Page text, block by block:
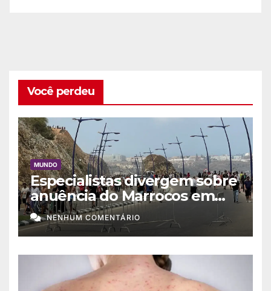
Você perdeu
MUNDO
Especialistas divergem sobre
anuência do Marrocos em
migração a Ceuta
NENHUM COMENTÁRIO